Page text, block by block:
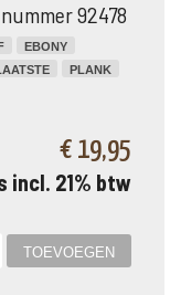
92478
EBONY
PLANK
€ 19,95
incl. 21% btw